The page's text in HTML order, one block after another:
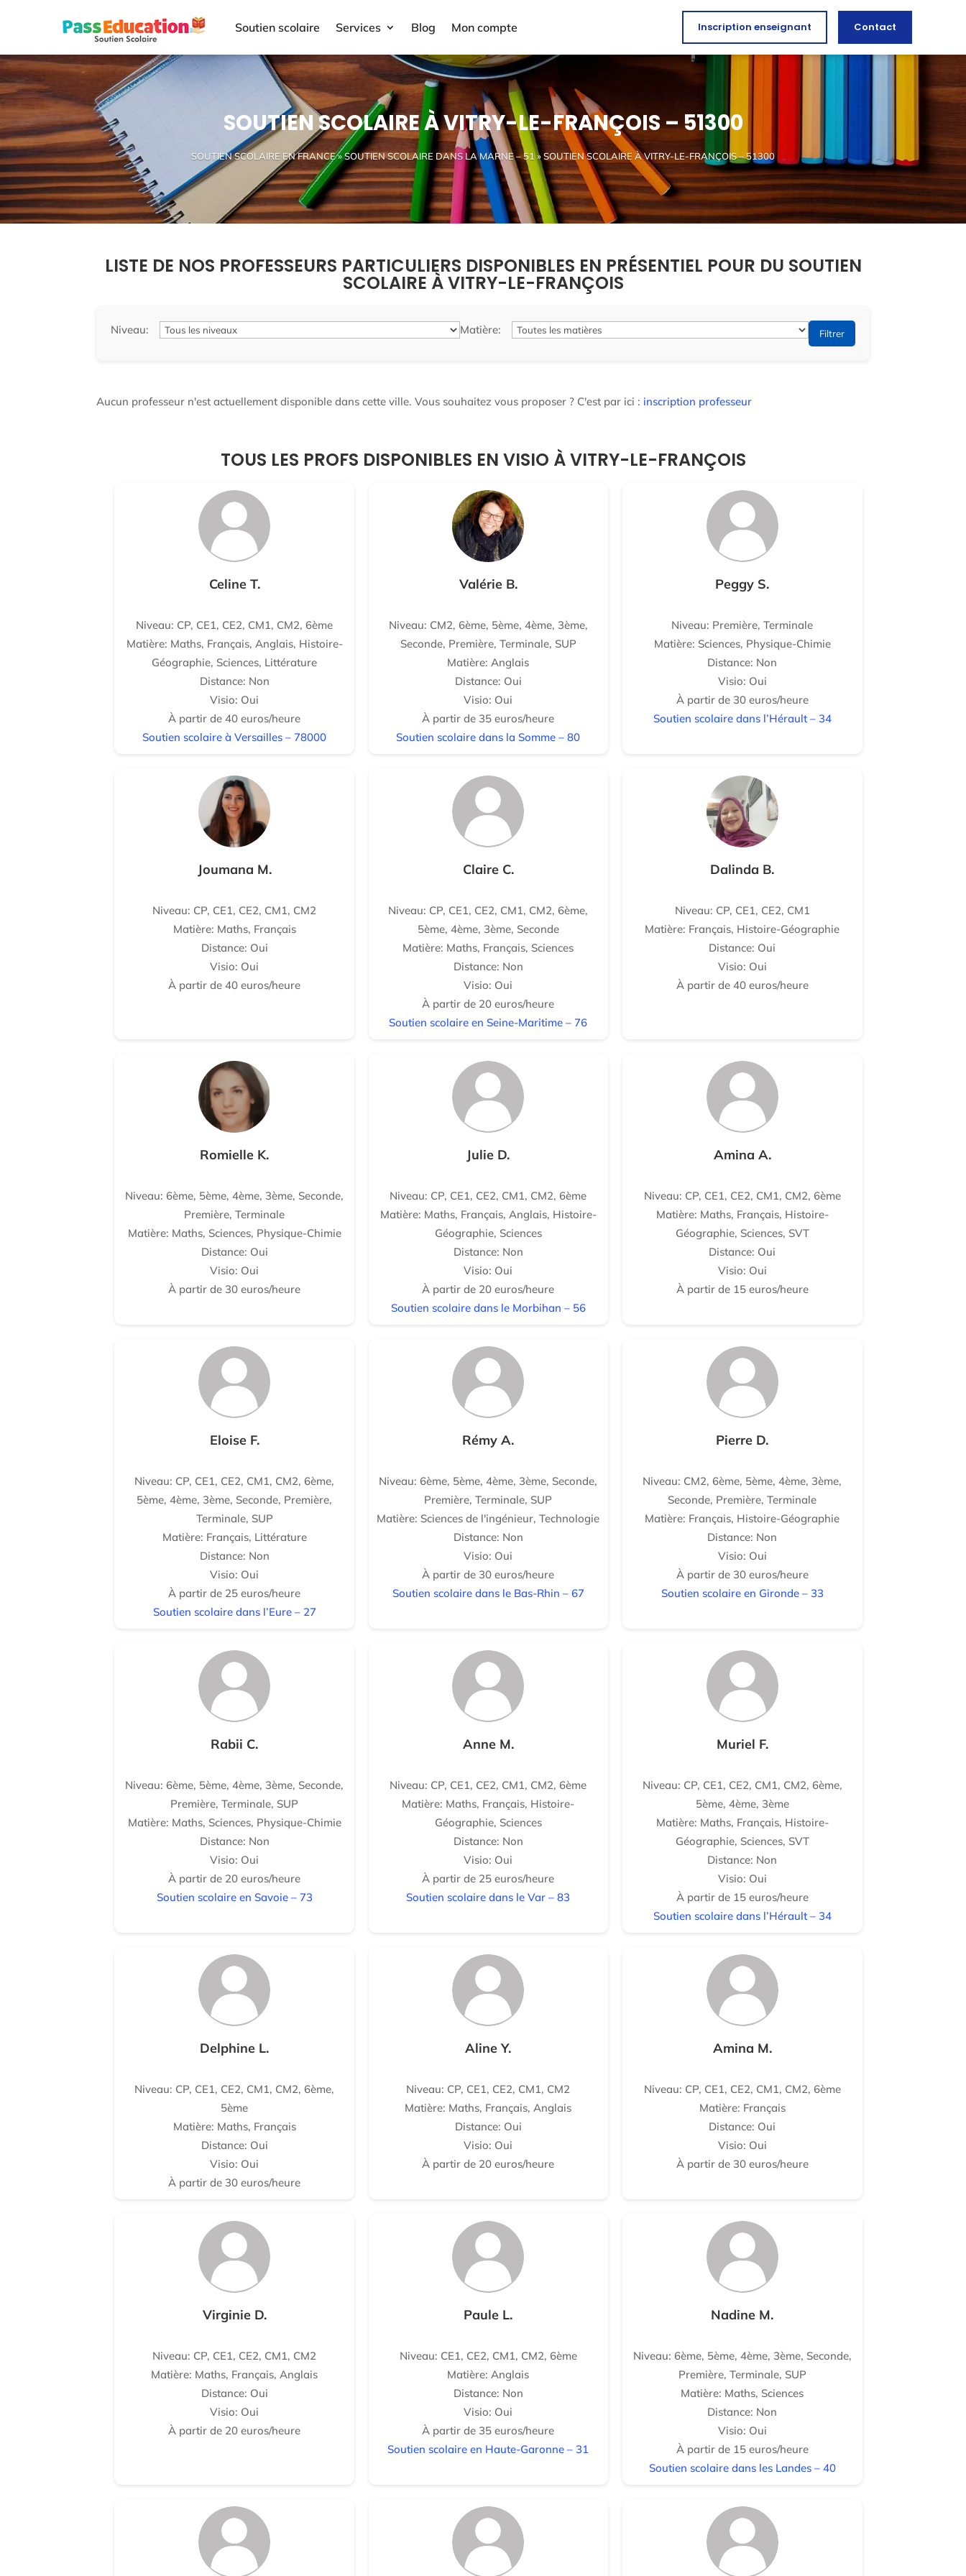
Soutien scolaire Services Blog Mon compte Inscription enseignant Contact
SOUTIEN SCOLAIRE À VITRY-LE-FRANÇOIS – 51300
SOUTIEN SCOLAIRE EN FRANCE»SOUTIEN SCOLAIRE DANS LA MARNE – 51» SOUTIEN SCOLAIRE À VITRY-LE-FRANÇOIS – 51300
LISTE DE NOS PROFESSEURS PARTICULIERS DISPONIBLES EN PRÉSENTIEL POUR DU SOUTIEN
SCOLAIRE À VITRY-LE-FRANÇOIS
Niveau: Matière: Filtrer
Aucun professeur n'est actuellement disponible dans cette ville. Vous souhaitez vous proposer ? C'est par ici : inscription professeur
TOUS LES PROFS DISPONIBLES EN VISIO À VITRY-LE-FRANÇOIS
Celine T.
Niveau: CP, CE1, CE2, CM1, CM2, 6ème
Matière: Maths, Français, Anglais, Histoire-
Géographie, Sciences, Littérature
Distance: Non
Visio: Oui
À partir de 40 euros/heure
Soutien scolaire à Versailles – 78000
Valérie B.
Niveau: CM2, 6ème, 5ème, 4ème, 3ème,
Seconde, Première, Terminale, SUP
Matière: Anglais
Distance: Oui
Visio: Oui
À partir de 35 euros/heure
Soutien scolaire dans la Somme – 80
Peggy S.
Niveau: Première, Terminale
Matière: Sciences, Physique-Chimie
Distance: Non
Visio: Oui
À partir de 30 euros/heure
Soutien scolaire dans l’Hérault – 34
Joumana M.
Niveau: CP, CE1, CE2, CM1, CM2
Matière: Maths, Français
Distance: Oui
Visio: Oui
À partir de 40 euros/heure
Claire C.
Niveau: CP, CE1, CE2, CM1, CM2, 6ème,
5ème, 4ème, 3ème, Seconde
Matière: Maths, Français, Sciences
Distance: Non
Visio: Oui
À partir de 20 euros/heure
Soutien scolaire en Seine-Maritime – 76
Dalinda B.
Niveau: CP, CE1, CE2, CM1
Matière: Français, Histoire-Géographie
Distance: Oui
Visio: Oui
À partir de 40 euros/heure
Romielle K.
Niveau: 6ème, 5ème, 4ème, 3ème, Seconde,
Première, Terminale
Matière: Maths, Sciences, Physique-Chimie
Distance: Oui
Visio: Oui
À partir de 30 euros/heure
Julie D.
Niveau: CP, CE1, CE2, CM1, CM2, 6ème
Matière: Maths, Français, Anglais, Histoire-
Géographie, Sciences
Distance: Non
Visio: Oui
À partir de 20 euros/heure
Soutien scolaire dans le Morbihan – 56
Amina A.
Niveau: CP, CE1, CE2, CM1, CM2, 6ème
Matière: Maths, Français, Histoire-
Géographie, Sciences, SVT
Distance: Oui
Visio: Oui
À partir de 15 euros/heure
Eloise F.
Niveau: CP, CE1, CE2, CM1, CM2, 6ème,
5ème, 4ème, 3ème, Seconde, Première,
Terminale, SUP
Matière: Français, Littérature
Distance: Non
Visio: Oui
À partir de 25 euros/heure
Soutien scolaire dans l’Eure – 27
Rémy A.
Niveau: 6ème, 5ème, 4ème, 3ème, Seconde,
Première, Terminale, SUP
Matière: Sciences de l'ingénieur, Technologie
Distance: Non
Visio: Oui
À partir de 30 euros/heure
Soutien scolaire dans le Bas-Rhin – 67
Pierre D.
Niveau: CM2, 6ème, 5ème, 4ème, 3ème,
Seconde, Première, Terminale
Matière: Français, Histoire-Géographie
Distance: Non
Visio: Oui
À partir de 30 euros/heure
Soutien scolaire en Gironde – 33
Rabii C.
Niveau: 6ème, 5ème, 4ème, 3ème, Seconde,
Première, Terminale, SUP
Matière: Maths, Sciences, Physique-Chimie
Distance: Non
Visio: Oui
À partir de 20 euros/heure
Soutien scolaire en Savoie – 73
Anne M.
Niveau: CP, CE1, CE2, CM1, CM2, 6ème
Matière: Maths, Français, Histoire-
Géographie, Sciences
Distance: Non
Visio: Oui
À partir de 25 euros/heure
Soutien scolaire dans le Var – 83
Muriel F.
Niveau: CP, CE1, CE2, CM1, CM2, 6ème,
5ème, 4ème, 3ème
Matière: Maths, Français, Histoire-
Géographie, Sciences, SVT
Distance: Non
Visio: Oui
À partir de 15 euros/heure
Soutien scolaire dans l’Hérault – 34
Delphine L.
Niveau: CP, CE1, CE2, CM1, CM2, 6ème,
5ème
Matière: Maths, Français
Distance: Oui
Visio: Oui
À partir de 30 euros/heure
Aline Y.
Niveau: CP, CE1, CE2, CM1, CM2
Matière: Maths, Français, Anglais
Distance: Oui
Visio: Oui
À partir de 20 euros/heure
Amina M.
Niveau: CP, CE1, CE2, CM1, CM2, 6ème
Matière: Français
Distance: Oui
Visio: Oui
À partir de 30 euros/heure
Virginie D.
Niveau: CP, CE1, CE2, CM1, CM2
Matière: Maths, Français, Anglais
Distance: Oui
Visio: Oui
À partir de 20 euros/heure
Paule L.
Niveau: CE1, CE2, CM1, CM2, 6ème
Matière: Anglais
Distance: Non
Visio: Oui
À partir de 35 euros/heure
Soutien scolaire en Haute-Garonne – 31
Nadine M.
Niveau: 6ème, 5ème, 4ème, 3ème, Seconde,
Première, Terminale, SUP
Matière: Maths, Sciences
Distance: Non
Visio: Oui
À partir de 15 euros/heure
Soutien scolaire dans les Landes – 40